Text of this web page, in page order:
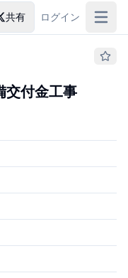
共有 ログイン
付金工事